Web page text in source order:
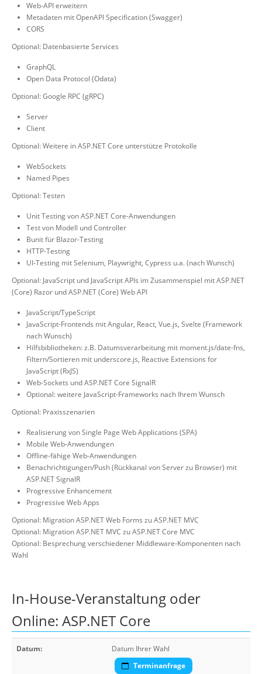
Web-API erweitern
Metadaten mit OpenAPI Specification (Swagger)
CORS
Optional: Datenbasierte Services
GraphQL
Open Data Protocol (Odata)
Optional: Google RPC (gRPC)
Server
Client
Optional: Weitere in ASP.NET Core unterstütze Protokolle
WebSockets
Named Pipes
Optional: Testen
Unit Testing von ASP.NET Core-Anwendungen
Test von Modell und Controller
Bunit für Blazor-Testing
HTTP-Testing
UI-Testing mit Selenium, Playwright, Cypress u.a. (nach Wunsch)
Optional: JavaScript und JavaScript APIs im Zusammenspiel mit ASP.NET
(Core) Razor und ASP.NET (Core) Web API
JavaScript/TypeScript
JavaScript-Frontends mit Angular, React, Vue.js, Svelte (Framework
nach Wunsch)
Hilfsbibliotheken: z.B. Datumsverarbeitung mit moment.js/date-fns,
Filtern/Sortieren mit underscore.js, Reactive Extensions for
JavaScript (RxJS)
Web-Sockets und ASP.NET Core SignalR
Optional: weitere JavaScript-Frameworks nach Ihrem Wunsch
Optional: Praxisszenarien
Realisierung von Single Page Web Applications (SPA)
Mobile Web-Anwendungen
Offline-fähige Web-Anwendungen
Benachrichtigungen/Push (Rückkanal von Server zu Browser) mit
ASP.NET SignalR
Progressive Enhancement
Progressive Web Apps
Optional: Migration ASP.NET Web Forms zu ASP.NET MVC
Optional: Migration ASP.NET MVC zu ASP.NET Core MVC
Optional: Besprechung verschiedener Middleware-Komponenten nach
Wahl
In-House-Veranstaltung oder
Online: ASP.NET Core
Datum:
Datum Ihrer Wahl
Terminanfrage